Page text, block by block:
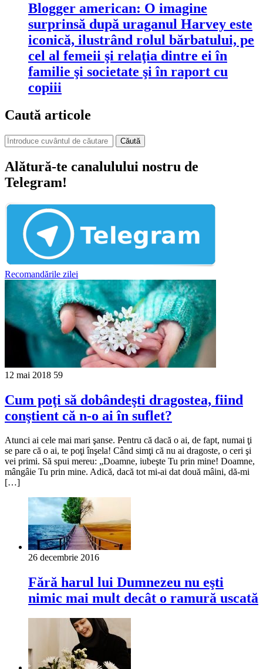
Blogger american: O imagine
surprinsă după uraganul Harvey este
iconică, ilustrând rolul bărbatului, pe
cel al femeii şi relaţia dintre ei în
familie şi societate şi în raport cu
copiii
Caută articole
Căută
Alătură-te canalulului nostru de
Telegram!
Recomandările zilei
12 mai 2018 59
Cum poţi să dobândeşti dragostea, fiind
conştient că n-o ai în suflet?
Atunci ai cele mai mari şanse. Pentru că dacă o ai, de fapt, numai ţi
se pare că o ai, te poţi înşela! Când simţi că nu ai dragoste, o ceri şi
vei primi. Să spui mereu: „Doamne, iubeşte Tu prin mine! Doamne,
mângâie Tu prin mine. Adică, dacă tot mi-ai dat două mâini, dă-mi
[…]
26 decembrie 2016
Fără harul lui Dumnezeu nu eşti
nimic mai mult decât o ramură uscată